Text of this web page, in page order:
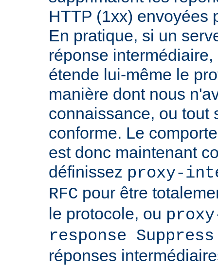
HTTP (1xx) envoyées
En pratique, si un
réponse
étende lui-même le
manière dont nous
connaissance, ou tout
conforme. Le
est donc maintenant
définissez proxy-
RFC pour être
le protocole, ou
response Suppress
réponses